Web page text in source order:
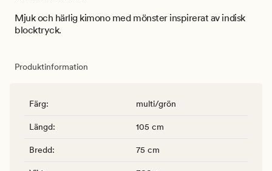
Mjuk och härlig kimono med mönster inspirerat av indisk
blocktryck.
Produktinformation
Färg: multi/grön
Längd: 105 cm
Bredd: 75 cm